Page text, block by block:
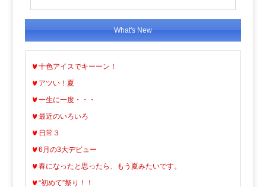
What's New
十色アイスでキーーン！
アツい！夏
一生に一度・・・
最近のいろいろ
日常３
6月の3大デビュー
春になったと思ったら、もう夏みたいです。
“初めて”祭り！！